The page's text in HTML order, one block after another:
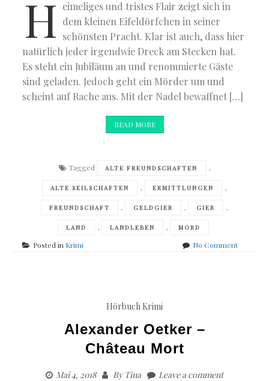
H eimeliges und tristes Flair zeigt sich in
dem kleinen Eifeldörfchen in seiner
schönsten Pracht. Klar ist auch, dass hier
natürlich jeder irgendwie Dreck am Stecken hat.
Es steht ein Jubiläum an und renommierte Gäste
sind geladen. Jedoch geht ein Mörder um und
scheint auf Rache aus. Mit der Nadel bewaffnet […]
READ MORE
Tagged ALTE FREUNDSCHAFTEN ,
ALTE SEILSCHAFTEN , ERMITTLUNGEN ,
FREUNDSCHAFT , GELDGIER , GIER ,
LAND , LANDLEBEN , MORD
Posted in Krimi No Commenton
Hörbuch Krimi
Alexander Oetker –
Château Mort
Mai 4, 2018 ByTina Leave a comment